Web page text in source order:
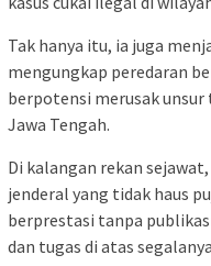
Tak hanya itu, ia juga
mengungkap peredaran
berpotensi merusak unsur
Jawa Tengah.
Di kalangan rekan
jenderal yang tidak haus
berprestasi tanpa
dan tugas di atas